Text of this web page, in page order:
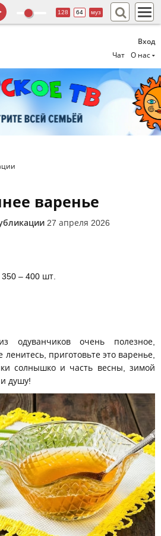
Вход
Чат
О нас
128 64 муз
варенье
27 апреля 2026
– 400 шт.
одуванчиков очень полезное,
приготовьте это варенье,
солнышко и часть весны, зимой
душу!